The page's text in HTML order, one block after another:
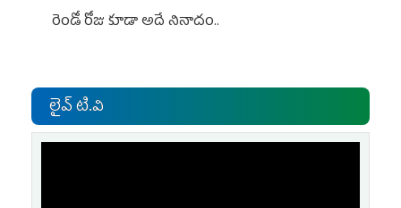
రెండో రోజు కూడా అదే నినాదం..
లైవ్ టి.వి